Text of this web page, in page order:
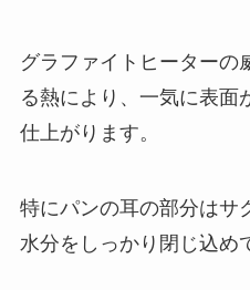
グラファイトヒーターの
る熱により、一気に表面
仕上がります。
特にパンの耳の部分はサ
水分をしっかり閉じ込め